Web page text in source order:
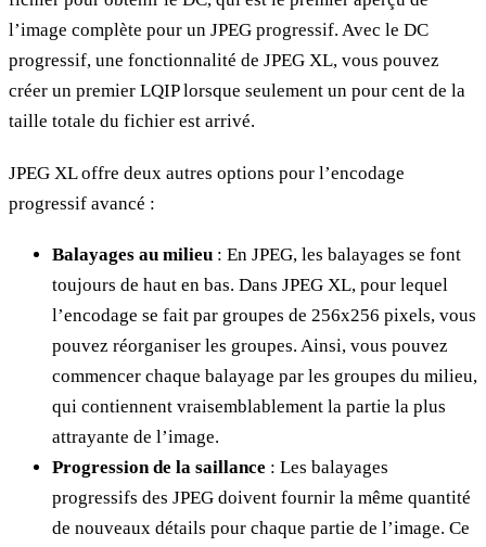
l’image complète pour un JPEG progressif. Avec le DC
progressif, une fonctionnalité de JPEG XL, vous pouvez
créer un premier LQIP lorsque seulement un pour cent de la
taille totale du fichier est arrivé.
JPEG XL offre deux autres options pour l’encodage
progressif avancé :
Balayages au milieu : En JPEG, les balayages se font
toujours de haut en bas. Dans JPEG XL, pour lequel
l’encodage se fait par groupes de 256x256 pixels, vous
pouvez réorganiser les groupes. Ainsi, vous pouvez
commencer chaque balayage par les groupes du milieu,
qui contiennent vraisemblablement la partie la plus
attrayante de l’image.
Progression de la saillance : Les balayages
progressifs des JPEG doivent fournir la même quantité
de nouveaux détails pour chaque partie de l’image. Ce